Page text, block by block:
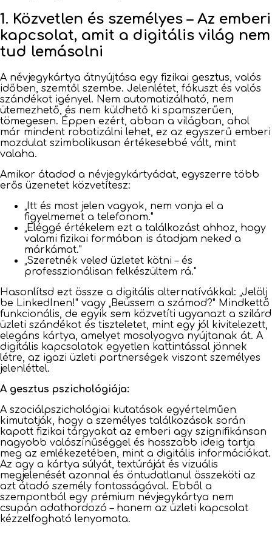
1. Közvetlen és személyes – Az emberi
kapcsolat, amit a digitális világ nem
tud lemásolni
A névjegykártya átnyújtása egy fizikai gesztus, valós
időben, szemtől szembe. Jelenlétet, fókuszt és valós
szándékot igényel. Nem automatizálható, nem
ütemezhető, és nem küldhető ki spamszerűen,
tömegesen. Éppen ezért, abban a világban, ahol
már mindent robotizálni lehet, ez az egyszerű emberi
mozdulat szimbolikusan értékesebbé vált, mint
valaha.
Amikor átadod a névjegykártyádat, egyszerre több
erős üzenetet közvetítesz:
„Itt és most jelen vagyok, nem vonja el a
figyelmemet a telefonom."
„Eléggé értékelem ezt a találkozást ahhoz, hogy
valami fizikai formában is átadjam neked a
márkámat."
„Szeretnék veled üzletet kötni – és
professzionálisan felkészültem rá."
Hasonlítsd ezt össze a digitális alternatívákkal: „Jelölj
be LinkedInen!" vagy „Beüssem a számod?" Mindkettő
funkcionális, de egyik sem közvetíti ugyanazt a szilárd
üzleti szándékot és tiszteletet, mint egy jól kivitelezett,
elegáns kártya, amelyet mosolyogva nyújtanak át. A
digitális kapcsolatok egyetlen kattintással jönnek
létre, az igazi üzleti partnerségek viszont személyes
jelenléttel.
A gesztus pszichológiája:
A szociálpszichológiai kutatások egyértelműen
kimutatják, hogy a személyes találkozások során
kapott fizikai tárgyakat az emberi agy szignifikánsan
nagyobb valószínűséggel és hosszabb ideig tartja
meg az emlékezetében, mint a digitális információkat.
Az agy a kártya súlyát, textúráját és vizuális
megjelenését azonnal és öntudatlanul összeköti az
azt átadó személy fontosságával. Ebből a
szempontból egy prémium névjegykártya nem
csupán adathordozó – hanem az üzleti kapcsolat
kézzelfogható lenyomata.